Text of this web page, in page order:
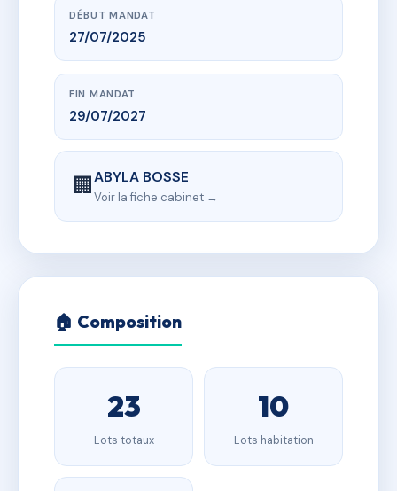
DÉBUT MANDAT
27/07/2025
FIN MANDAT
29/07/2027
🏢ABYLA BOSSE
Voir la fiche cabinet →
🏠 Composition
23
Lots totaux
10
Lots habitation